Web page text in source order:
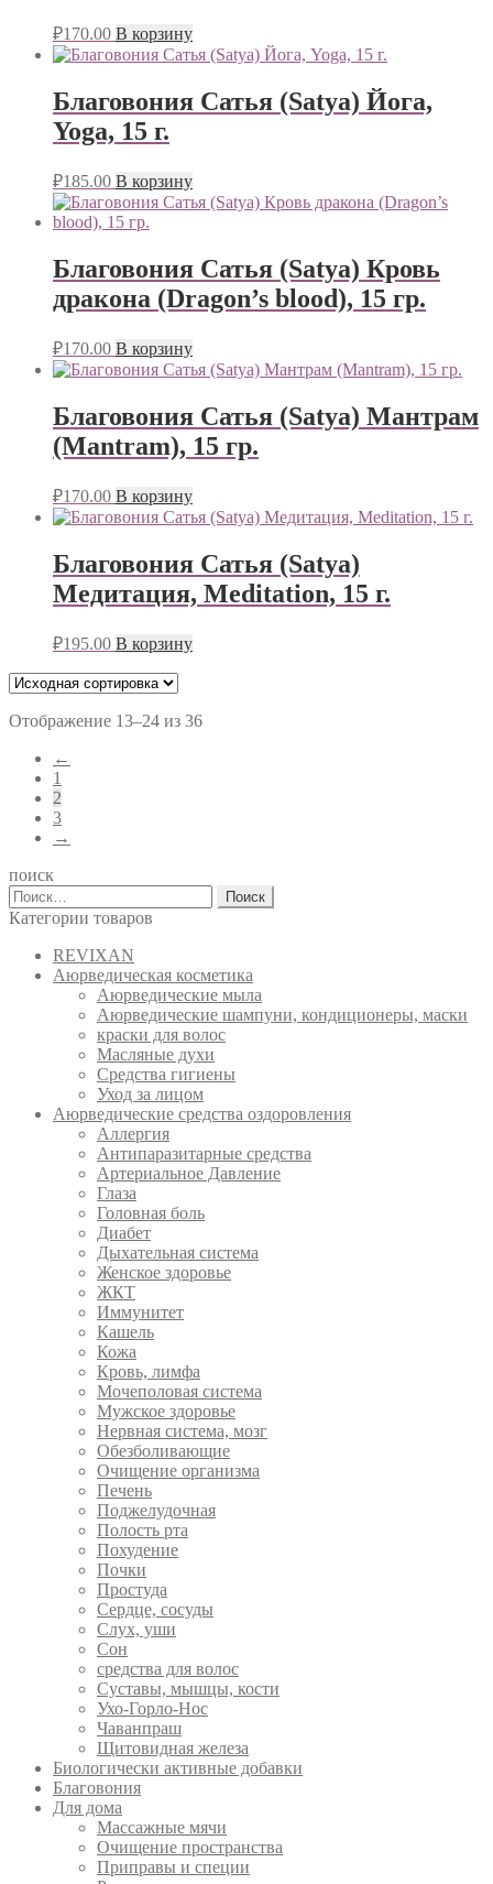
₽170.00 В корзину
Благовония Сатья (Satya) Йога,
Yoga, 15 г.
₽185.00 В корзину
Благовония Сатья (Satya) Кровь
дракона (Dragon’s blood), 15 гр.
₽170.00 В корзину
Благовония Сатья (Satya) Мантрам
(Mantram), 15 гр.
₽170.00 В корзину
Благовония Сатья (Satya)
Медитация, Meditation, 15 г.
₽195.00 В корзину
Отображение 13–24 из 36
←
1
2
3
→
поиск
Найти:
Категории товаров
REVIXAN
Аюрведическая косметика
Аюрведические мыла
Аюрведические шампуни, кондиционеры, маски
краски для волос
Масляные духи
Средства гигиены
Уход за лицом
Аюрведические средства оздоровления
Аллергия
Антипаразитарные средства
Артериальное Давление
Глаза
Головная боль
Диабет
Дыхательная система
Женское здоровье
ЖКТ
Иммунитет
Кашель
Кожа
Кровь, лимфа
Мочеполовая система
Мужское здоровье
Нервная система, мозг
Обезболивающие
Очищение организма
Печень
Поджелудочная
Полость рта
Похудение
Почки
Простуда
Сердце, сосуды
Слух, уши
Сон
средства для волос
Суставы, мышцы, кости
Ухо-Горло-Нос
Чаванпраш
Щитовидная железа
Биологически активные добавки
Благовония
Для дома
Массажные мячи
Очищение пространства
Приправы и специи